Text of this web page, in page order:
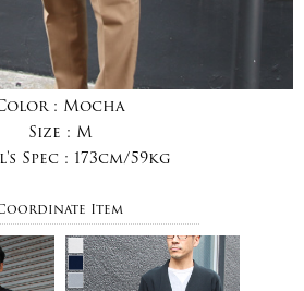
: Mocha
Size : M
Spec : 173cm/59kg
Item